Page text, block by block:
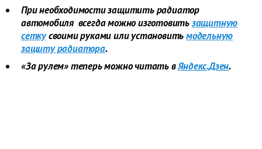
При необходимости защитить радиатор
автомобиля всегда можно изготовитьзащитную
сеткусвоими руками или установитьмодельную
защиту радиатора.
«За рулем» теперь можно читать вЯндекс.Дзен.